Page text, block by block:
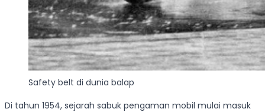
Safety belt di dunia balap
Di tahun 1954, sejarah sabuk pengaman mobil mulai masuk